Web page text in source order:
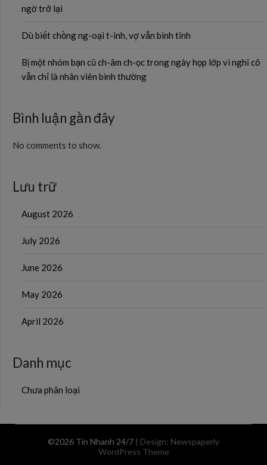
ngờ trở lại
Dù biết chồng ng-oại t-ình, vợ vẫn bình tĩnh
Bị một nhóm bạn cũ ch-âm ch-ọc trong ngày họp lớp vì nghĩ cô
vẫn chỉ là nhân viên bình thường
Bình luận gần đây
No comments to show.
Lưu trữ
August 2026
July 2026
June 2026
May 2026
April 2026
Danh mục
Chưa phân loại
©2026 Tin Nhanh 24/7 | Design: Newspaperly
WordPress Theme